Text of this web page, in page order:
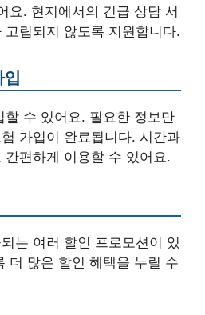
요. 현지에서의 긴급 상담 서
립되지 않도록 지원합니다.
할 수 있어요. 필요한 정보만
가입이 완료됩니다. 시간과
편하게 이용할 수 있어요.
는 여러 할인 프로모션이 있
더 많은 할인 혜택을 누릴 수